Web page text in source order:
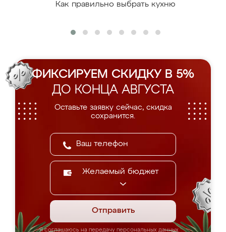
Как правильно выбрать кухню
ФИКСИРУЕМ СКИДКУ В 5%
ДО КОНЦА АВГУСТА
Оставьте заявку сейчас, скидка
сохранится.
Желаемый бюджет
Отправить
Я соглашаюсь на передачу персональных данных